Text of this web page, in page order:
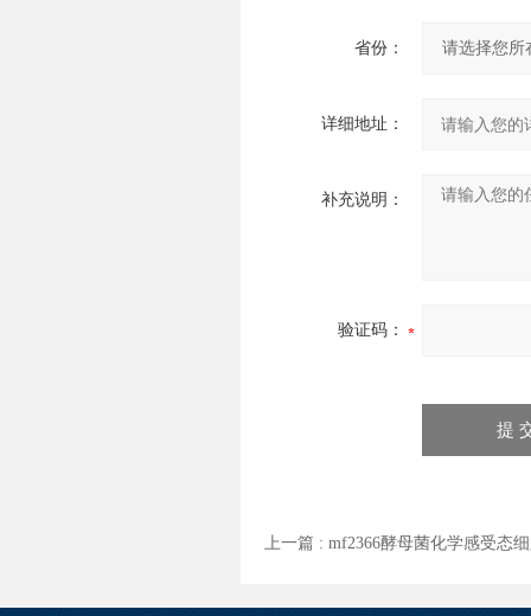
省份：
详细地址：
补充说明：
验证码：
上一篇 : mf2366酵母菌化学感受态